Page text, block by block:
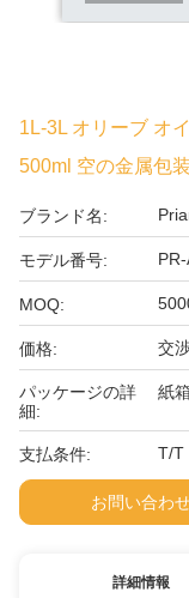
1L-3L オリーブ オ
500ml 空の金属包
ブランド名:
モデル番号:
MOQ:
価格: 交
パッケージの詳
細:
紙
支払条件: T/T
お問い合わ
詳細情報